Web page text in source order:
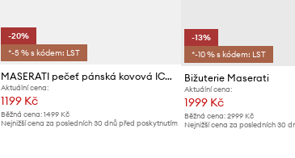
-20%
*-5 % s kódem: LST
MASERATI pečeť pánská kovová ICONIC
Aktuální cena:
1199 Kč
Běžná cena:1499 Kč
Nejnižší cena za posledních 30 dnů před poskytnutím
-13%
*-10 % s kódem: LST
Bižuterie Maserati
Aktuální cena:
1999 Kč
Běžná cena: 2999 Kč
Nejnižší cena za posledních 30